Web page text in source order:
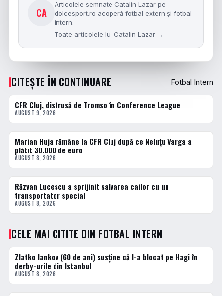
CA
Articolele semnate Catalin Lazar pe
dolcesport.ro acoperă fotbal extern și fotbal
intern.
Toate articolele lui Catalin Lazar →
CITEȘTE ÎN CONTINUARE Fotbal Intern
FOTBAL EXTERN
CFR Cluj, distrusă de Tromso în Conference League
AUGUST 9, 2026
FOTBAL INTERN
Marian Huja rămâne la CFR Cluj după ce Neluțu Varga a
plătit 30.000 de euro
AUGUST 8, 2026
DIVERSE
Răzvan Lucescu a sprijinit salvarea cailor cu un
transportator special
AUGUST 8, 2026
CELE MAI CITITE DIN FOTBAL INTERN
1 · TOP
Zlatko Iankov (60 de ani) susține că l-a blocat pe Hagi în
derby-urile din Istanbul
AUGUST 8, 2026